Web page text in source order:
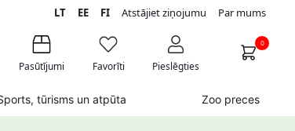
LT EE FIAtstājiet ziņojumu Par mums
Pasūtījumi Favorīti Pieslēgties
0
tūrisms un atpūta Zoo preces